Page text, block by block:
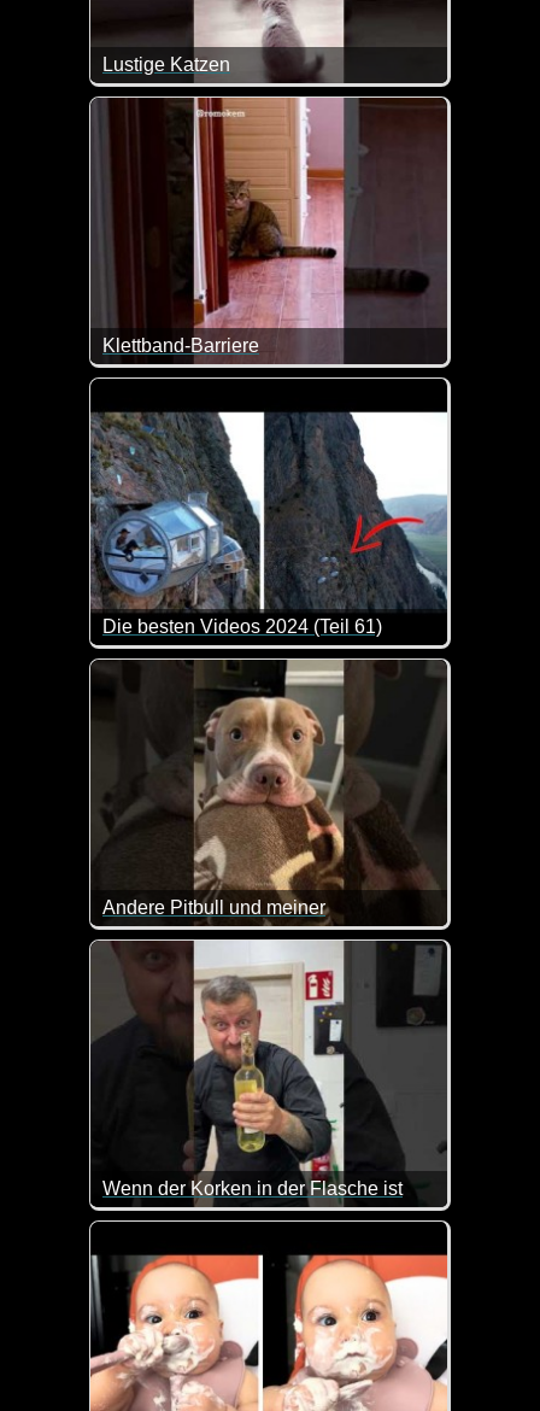
Lustige Katzen
Sooo herrlich wie die Katzen sich in diesem Video
Klettband-Barriere
Man sieht der Katze richtig an wie sie überlegt.
Die besten Videos 2024 (Teil 61)
Eine tolle Zusammenstellung von lustigen
Andere Pitbull und meiner
Da ist dann doch ein kleiner Unterschied
Wenn der Korken in der Flasche ist
Kennt jeder. Man bekommt den Korken nicht